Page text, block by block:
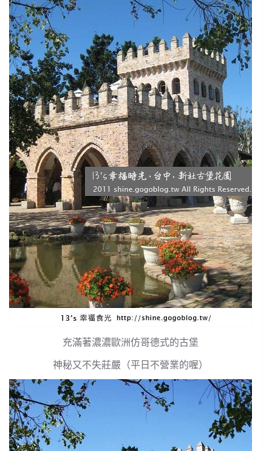
充滿著濃濃歐洲仿哥德式的古堡
神秘又不失莊嚴（平日不營業的喔）